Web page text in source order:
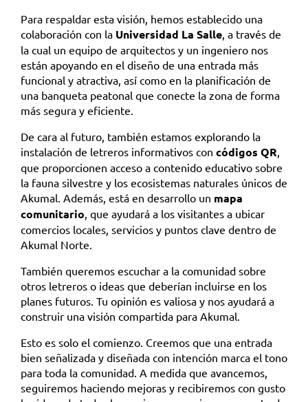
Para respaldar esta visión, hemos establecido una
colaboración con la Universidad La Salle , a través de
la cual un equipo de arquitectos y un ingeniero nos
están apoyando en el diseño de una entrada más
funcional y atractiva, así como en la planificación de
una banqueta peatonal que conecte la zona de forma
más segura y eficiente.
De cara al futuro, también estamos explorando la
instalación de letreros informativos con códigos QR
que proporcionen acceso a contenido educativo sobre
la fauna silvestre y los ecosistemas naturales únicos de
Akumal. Además, está en desarrollo un mapa
comunitario , que ayudará a los visitantes a ubicar
comercios locales, servicios y puntos clave dentro de
Akumal Norte.
También queremos escuchar a la comunidad sobre
otros letreros o ideas que deberían incluirse en los
planes futuros. Tu opinión es valiosa y nos ayudará a
construir una visión compartida para Akumal.
Esto es solo el comienzo. Creemos que una entrada
bien señalizada y diseñada con intención marca el tono
para toda la comunidad. A medida que avancemos,
seguiremos haciendo mejoras y recibiremos con gusto